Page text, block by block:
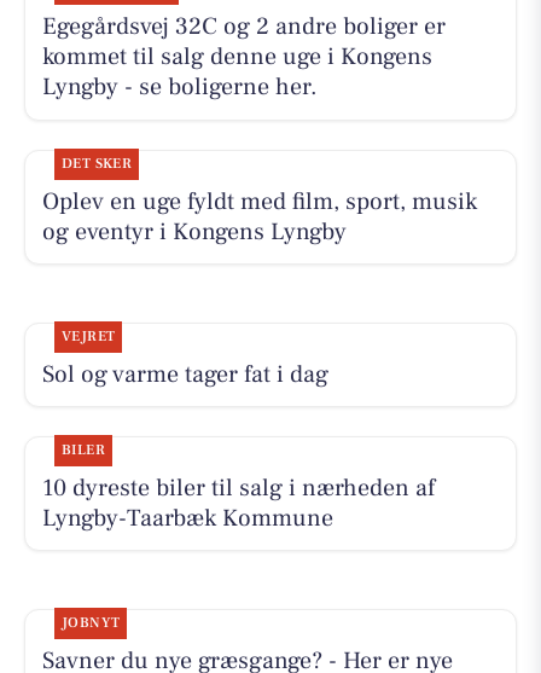
Egegårdsvej 32C og 2 andre boliger er
kommet til salg denne uge i Kongens
Lyngby - se boligerne her.
DET SKER
Oplev en uge fyldt med film, sport, musik
og eventyr i Kongens Lyngby
VEJRET
Sol og varme tager fat i dag
BILER
10 dyreste biler til salg i nærheden af
Lyngby-Taarbæk Kommune
JOBNYT
Savner du nye græsgange? - Her er nye